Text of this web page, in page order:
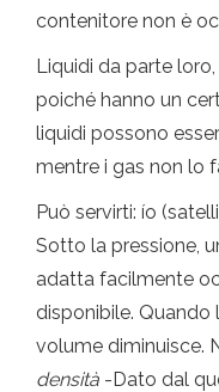
contenitore non è
Liquidi da parte
poiché hanno un
liquidi possono
mentre i gas non lo
Può servirti: ío
Sotto la pressione,
adatta facilmente
disponibile. Quando
volume diminuisce.
densità -Dato dal